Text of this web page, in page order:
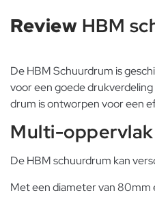
Review HBM
De HBM Schuurdrum is
voor een goede
drum is ontworpen voor een
Multi-
De HBM schuurdrum kan
Met een diameter van 80mm